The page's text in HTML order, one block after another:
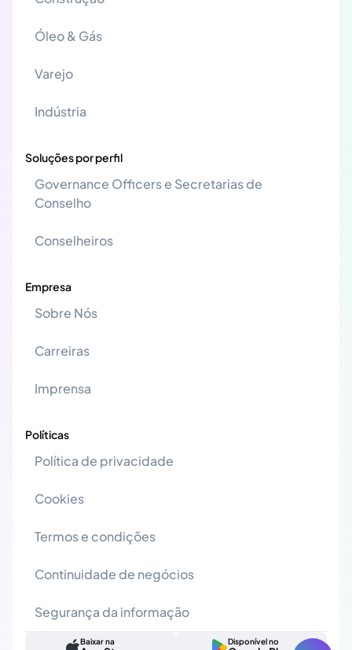
Óleo & Gás
Varejo
Indústria
Soluções por perfil
Governance Officers e Secretarias de
Conselho
Conselheiros
Empresa
Sobre Nós
Carreiras
Imprensa
Políticas
Política de privacidade
Cookies
Termos e condições
Continuidade de negócios
Segurança da informação
Baixar na Disponível no